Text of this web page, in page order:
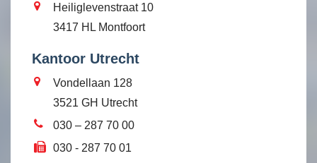
Heiliglevenstraat 10
3417 HL Montfoort
Kantoor Utrecht
Vondellaan 128
3521 GH Utrecht
030 – 287 70 00
030 - 287 70 01